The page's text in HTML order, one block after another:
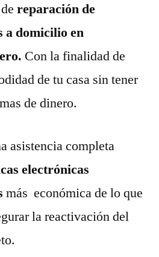
reparación de
a domicilio en
Con la finalidad de
de tu casa sin tener
de dinero.
asistencia completa
electrónicas
más económica de lo que
la reactivación del